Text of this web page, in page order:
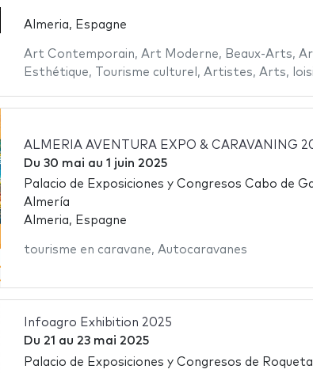
Almeria, Espagne
Art Contemporain, Art Moderne, Beaux-Arts,
Esthétique, Tourisme culturel , Artistes, Arts,
ALMERIA AVENTURA EXPO & CARAVANING
Du 30 mai au 1 juin 2025
Palacio de Exposiciones y Congresos Cabo de
Almería
Almeria, Espagne
tourisme en caravane, Autocaravanes
Infoagro Exhibition 2025
Du 21 au 23 mai 2025
Palacio de Exposiciones y Congresos de